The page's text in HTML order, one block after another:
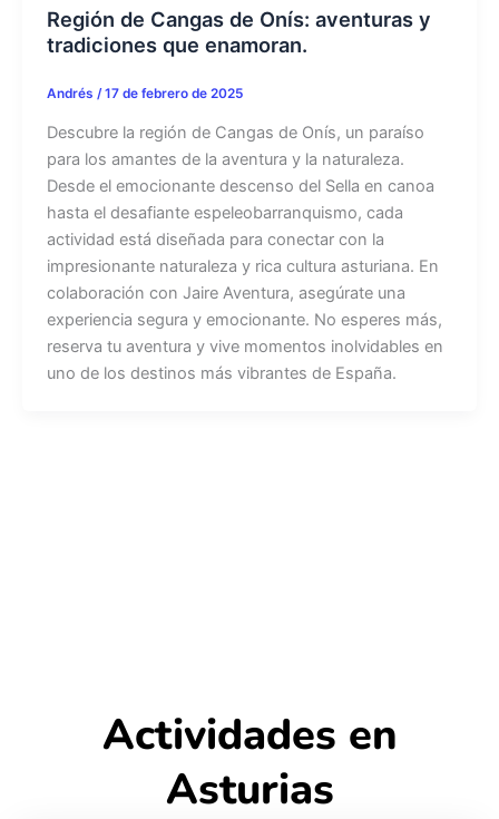
Región de Cangas de Onís: aventuras y
tradiciones que enamoran.
Andrés /17 de febrero de 2025
Descubre la región de Cangas de Onís, un paraíso
para los amantes de la aventura y la naturaleza.
Desde el emocionante descenso del Sella en canoa
hasta el desafiante espeleobarranquismo, cada
actividad está diseñada para conectar con la
impresionante naturaleza y rica cultura asturiana. En
colaboración con Jaire Aventura, asegúrate una
experiencia segura y emocionante. No esperes más,
reserva tu aventura y vive momentos inolvidables en
uno de los destinos más vibrantes de España.
Actividades en
Asturias